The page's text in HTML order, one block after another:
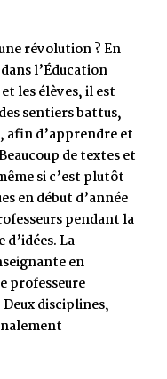
révolution ? En
l’Éducation
les élèves, il est
sentiers battus,
afin d’apprendre et
de textes et
si c’est plutôt
en début d’année
pendant la
La
en
professeure
disciplines,